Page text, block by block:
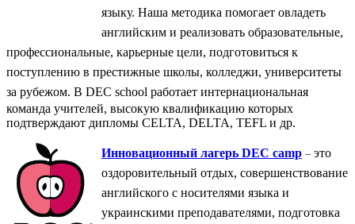
языку. Наша методика помогает овладеть
английским и реализовать образовательные,
профессиональные, карьерные цели, подготовиться к
поступлению в престижные школы, колледжи, университеты
за рубежом. В DEC school работает интернациональная
команда учителей, высокую квалификацию которых
подтверждают дипломы CELTA, DELTA, TEFL и др.
Инновационный лагерь DEC camp – это
оздоровительный отдых, совершенствование
английского с носителями языка и
украинскими преподавателями, подготовка